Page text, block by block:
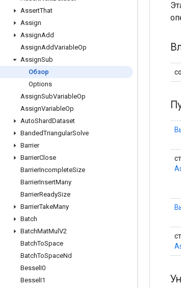
AssertThat
Assign
AssignAdd
AssignAddVariableOp
AssignSub
Обзор
Options
AssignSubVariableOp
AssignVariableOp
AutoShardDataset
BandedTriangularSolve
Barrier
BarrierClose
BarrierIncompleteSize
BarrierInsertMany
BarrierReadySize
BarrierTakeMany
Batch
BatchMatMul V2
BatchToSpace
BatchToSpaceNd
Bessel I0
Bessel I1